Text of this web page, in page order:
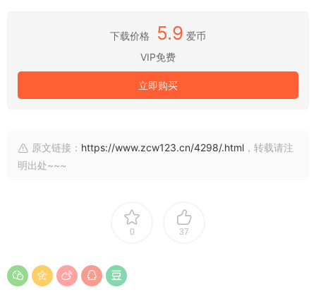
下载价格 5.9 爱币
VIP免费
立即购买
原文链接： https://www.zcw123.cn/4298/.html ，转载请注
明出处~~~
0 37